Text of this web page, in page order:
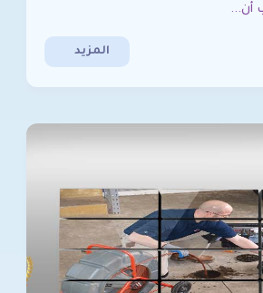
أن...
المزيد